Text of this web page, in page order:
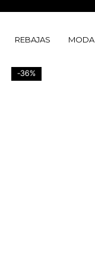
contenido
REBAJAS MODA
-36%